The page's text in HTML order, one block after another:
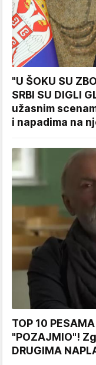
"U ŠOKU SU
SRBI SU DIGLI
užasnim
i napadima na
TOP 10
"POZAJMIO"!
DRUGIMA